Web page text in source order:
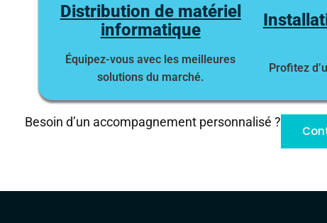
Distribution de matériel
informatique
Équipez-vous avec les meilleures
solutions du marché.
Profitez
Besoin d’un accompagnement personnalisé ?